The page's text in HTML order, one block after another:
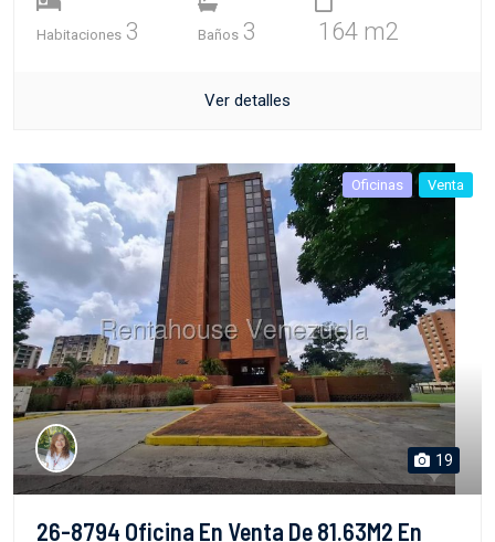
Habitaciones 3 Baños 3 164 m2
Ver detalles
Oficinas Venta
19
26-8794 Oficina En Venta De 81.63M2 En